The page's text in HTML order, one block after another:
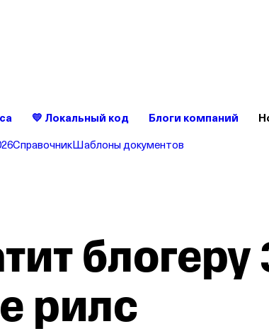
💛 Локальный код Блоги компаний
СправочникШаблоны документов
блогеру
рилс